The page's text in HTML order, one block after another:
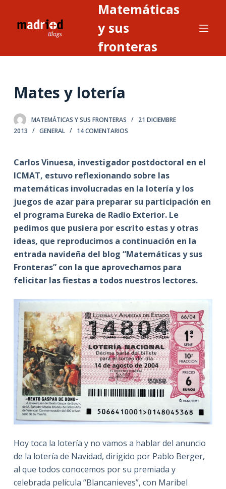
o
n
d
o
Matemáticas
y sus
fronteras
Mates y lotería
MATEMÁTICAS Y SUS FRONTERAS
21 DICIEMBRE
2013
GENERAL 14 COMENTARIOS
Carlos Vinuesa, investigador postdoctoral en el
ICMAT, estuvo reflexionando sobre las
matemáticas involucradas en la lotería y los
juegos de azar para preparar su participación en
el programa Eureka de Radio Exterior. Le
pedimos que pusiera por escrito estas y otras
ideas, que reproducimos a continuación en la
entrada navideña del blog “Matemáticas y sus
Fronteras” con la que aprovechamos para
felicitar las fiestas a todos nuestros lectores.
Hoy toca la lotería y no vamos a hablar del anuncio
de la lotería de Navidad, dirigido por Pablo Berger,
al que todos conocemos por su premiada y
celebrada película “Blancanieves”, con Maribel